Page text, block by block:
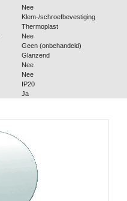
Nee
Klem-/schroefbevestiging
Thermoplast
Nee
Geen (onbehandeld)
Glanzend
Nee
Nee
IP20
Ja